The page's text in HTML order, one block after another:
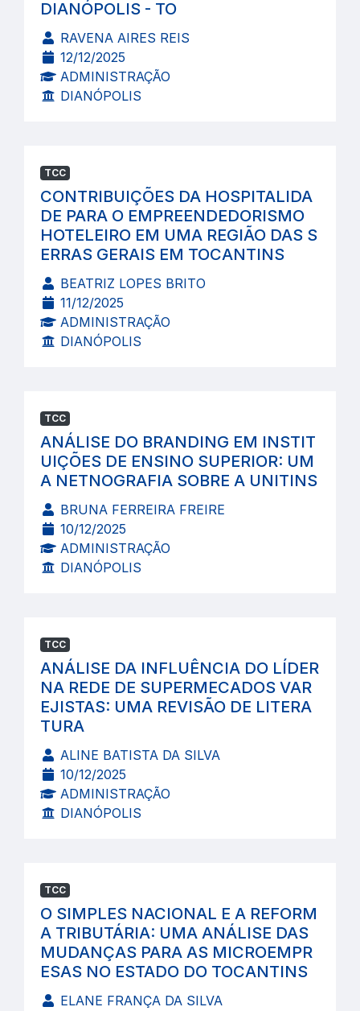
DIANÓPOLIS - TO
RAVENA AIRES REIS
12/12/2025
ADMINISTRAÇÃO
DIANÓPOLIS
TCC
CONTRIBUIÇÕES DA HOSPITALIDA
DE PARA O EMPREENDEDORISMO
HOTELEIRO EM UMA REGIÃO DAS S
ERRAS GERAIS EM TOCANTINS
BEATRIZ LOPES BRITO
11/12/2025
ADMINISTRAÇÃO
DIANÓPOLIS
TCC
ANÁLISE DO BRANDING EM INSTIT
UIÇÕES DE ENSINO SUPERIOR: UM
A NETNOGRAFIA SOBRE A UNITINS
BRUNA FERREIRA FREIRE
10/12/2025
ADMINISTRAÇÃO
DIANÓPOLIS
TCC
ANÁLISE DA INFLUÊNCIA DO LÍDER
NA REDE DE SUPERMECADOS VAR
EJISTAS: UMA REVISÃO DE LITERA
TURA
ALINE BATISTA DA SILVA
10/12/2025
ADMINISTRAÇÃO
DIANÓPOLIS
TCC
O SIMPLES NACIONAL E A REFORM
A TRIBUTÁRIA: UMA ANÁLISE DAS
MUDANÇAS PARA AS MICROEMPR
ESAS NO ESTADO DO TOCANTINS
ELANE FRANÇA DA SILVA